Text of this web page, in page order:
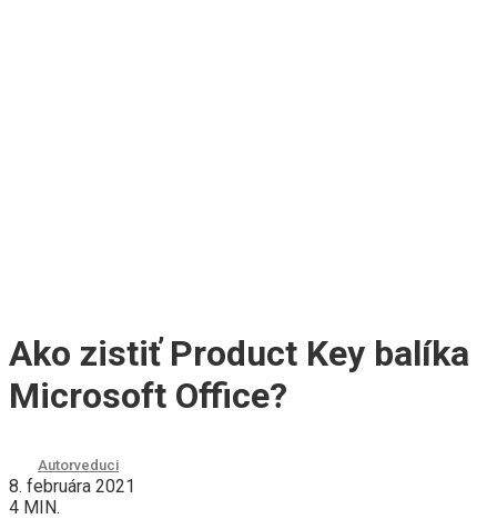
Ako zistiť Product Key balíka
Microsoft Office?
Autorveduci
8. februára 2021
4 MIN.